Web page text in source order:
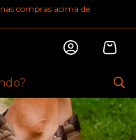
nas compras acima de